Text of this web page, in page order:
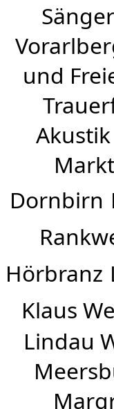
und
Dornbirn
Hörbranz
Klaus
Lindau